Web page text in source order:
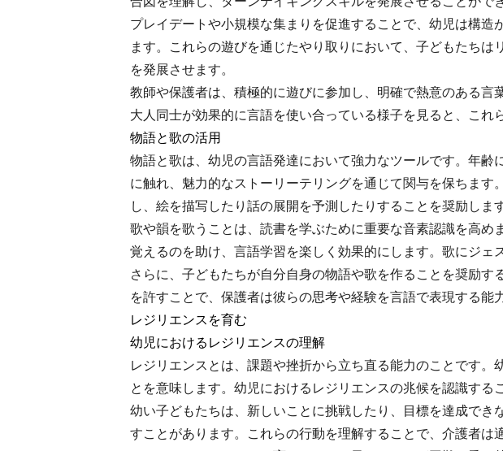
プレイデートや小規模な集まりを促進することで、幼児は構
ます。これらの遊びを通じたやり取りにおいて、子どもたち
を発展させます。
教師や保護者は、積極的に遊びに参加し、明確で熱意のある
大人同士が効果的に言語を使い合っている様子を見ると、これ
物語と歌の活用
物語と歌は、幼児の言語発達において強力なツールです。年
に触れ、魅力的なストーリーテリングを通じて関与を保ちま
し、絵を描写したり話の展開を予測したりすることを奨励します
歌や韻を歌うことは、読書を学ぶために重要な音素認識を高
覚えるのを助け、言語学習を楽しく効果的にします。歌にジェ
さらに、子どもたちが自分自身の物語や歌を作ることを奨励
を許すことで、保護者は彼らの思考や経験を言語で表現する能
レジリエンスを育む
幼児におけるレジリエンスの理解
レジリエンスとは、課題や挫折から立ち直る能力のことです
とを意味します。幼児におけるレジリエンスの兆候を認識する
幼い子どもたちは、新しいことに挑戦したり、目標を達成で
すことがあります。これらの行動を理解することで、介護者は